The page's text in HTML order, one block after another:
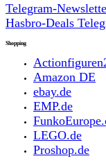
Telegram-
Hasbro-Deals
Shopping
Amazon DE
ebay.de
EMP.de
LEGO.de
Proshop.de